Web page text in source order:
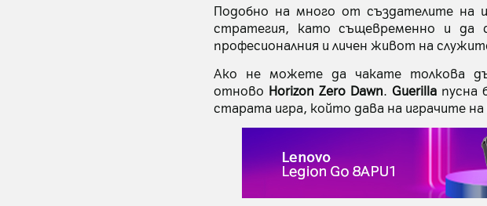
Подобно на много от създателите на
стратегия, като същевременно и да
професионалния и личен живот на
Ако не можете да чакате толкова
отново Horizon Zero Dawn. Guerillaпусна
старата игра, който дава на играчите на